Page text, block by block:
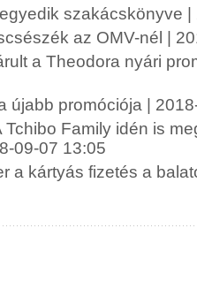
szakácskönyve
az OMV-nél |
a Theodora nyári
újabb promóciója |
Tchibo Family idén is
09-07 13:05
a kártyás fizetés a